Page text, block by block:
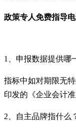
政策专人免费指导电
1、申报数据提供哪
指标中如对期限无
印发的《企业会计
2、自主品牌指什么